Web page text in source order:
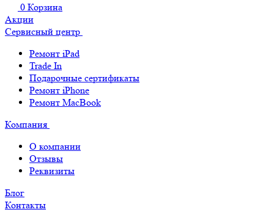
0 Корзина
Акции
Сервисный центр
Ремонт iPad
Trade In
Подарочные сертификаты
Ремонт iPhone
Ремонт MacBook
Компания
О компании
Отзывы
Реквизиты
Блог
Контакты